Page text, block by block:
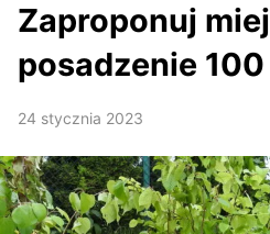
Zaproponuj
posadzenie
24 stycznia 2023